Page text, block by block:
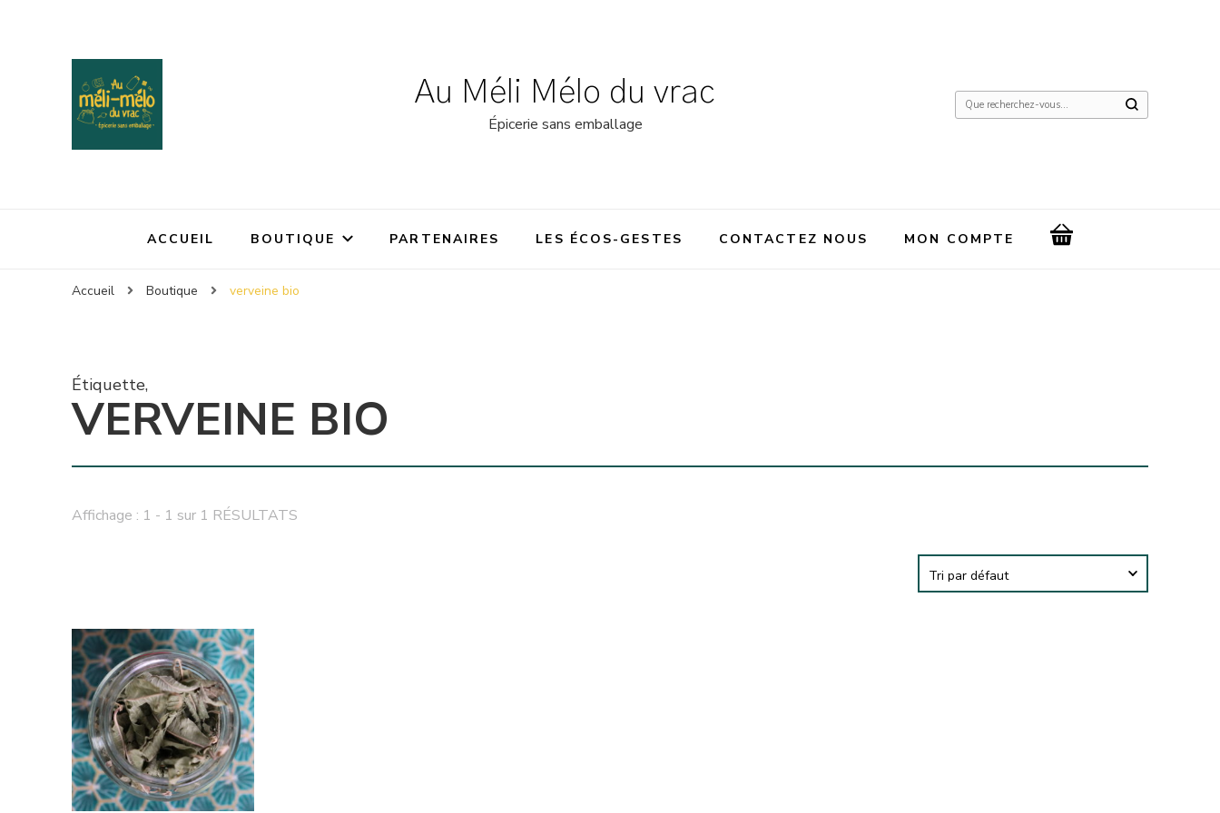
Au Méli Mélo du vrac
Épicerie sans emballage
Vous
ACCUEIL BOUTIQUE PARTENAIRES LES ÉCOS-GESTES CONTACTEZ NOUS MON COMPTE
Accueil Boutique verveine bio
Étiquette,
VERVEINE BIO
Affichage : 1 - 1 sur 1 RÉSULTATS